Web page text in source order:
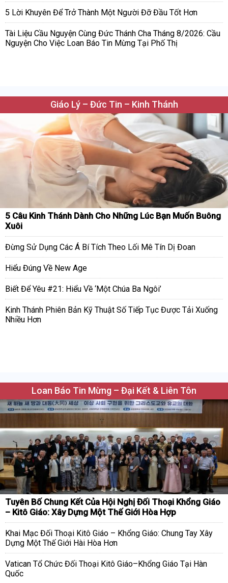
5 Lời Khuyên Để Trở Thành Một Người Đỡ Đầu Tốt Hơn
Tài Liệu Cầu Nguyện Cùng Đức Thánh Cha Tháng 8/2026: Cầu
Nguyện Cho Việc Loan Báo Tin Mừng Tại Phố Thị
Giáo Lý – Đức Tin – Kinh Thánh
5 Câu Kinh Thánh Dành Cho Những Lúc Bạn Muốn Buông
Xuôi
Đừng Sử Dụng Các Á Bí Tích Theo Lối Mê Tín Dị Đoan
Hiểu Đúng Về New Age
Biết Để Yêu #21: Hiểu Về ‘Một Chúa Ba Ngôi’
Kinh Thánh Phiên Bản Kỹ Thuật Số Tiếp Tục Được Tải Xuống
Nhiều Hơn
Loan Báo Tin Mừng – Đại Kết & Liên Tôn
Tuyên Bố Chung Kết Của Hội Nghị Đối Thoại Khổng Giáo
– Kitô Giáo: Xây Dựng Một Thế Giới Hòa Hợp
Khai Mạc Đối Thoại Kitô Giáo – Khổng Giáo: Chung Tay Xây
Dựng Một Thế Giới Hài Hòa Hơn
Vatican Tổ Chức Đối Thoại Kitô Giáo–Khổng Giáo Tại Hàn
Quốc